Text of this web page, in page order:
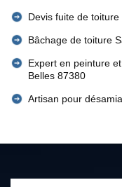
Devis fuite de
Bâchage de toiture
Expert en peinture
Belles 87380
Artisan pour